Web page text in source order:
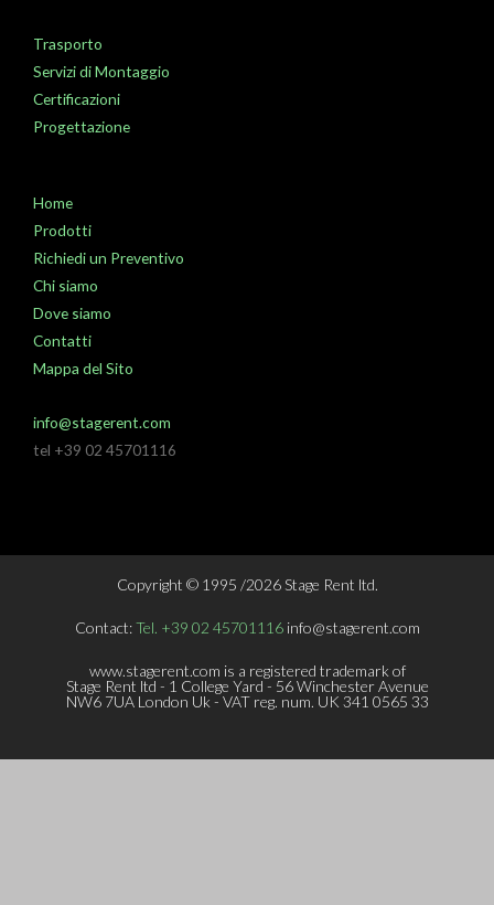
Trasporto
Servizi di Montaggio
Certificazioni
Progettazione
Home
Prodotti
Richiedi un Preventivo
Chi siamo
Dove siamo
Contatti
Mappa del Sito
info@stagerent.com
tel +39 02 45701116
Copyright © 1995 /2026 Stage Rent ltd.
Contact:Tel. +39 02 45701116 info@stagerent.com
www.stagerent.com is a registered trademark of
Stage Rent ltd - 1 College Yard - 56 Winchester Avenue
NW6 7UA London Uk - VAT reg. num. UK 341 0565 33